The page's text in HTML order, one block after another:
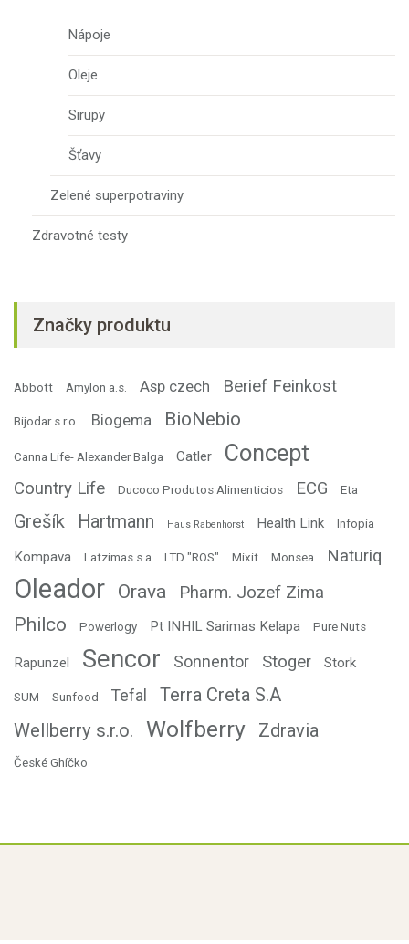
Nápoje
Oleje
Sirupy
Šťavy
Zelené superpotraviny
Zdravotné testy
Značky produktu
Abbott Amylon a.s. Asp czech Berief Feinkost
Bijodar s.r.o. Biogema BioNebio
Canna Life- Alexander Balga Catler Concept
Country Life Ducoco Produtos Alimenticios ECG Eta
Grešík Hartmann Haus Rabenhorst Health Link Infopia
Kompava Latzimas s.a LTD "ROS" Mixit Monsea Naturiq
Oleador Orava Pharm. Jozef Zima
Philco Powerlogy Pt INHIL Sarimas Kelapa Pure Nuts
Rapunzel Sencor Sonnentor Stoger Stork
SUM Sunfood Tefal
Terra Creta S.A
Wellberry s.r.o.
Wolfberry Zdravia
České Ghíčko